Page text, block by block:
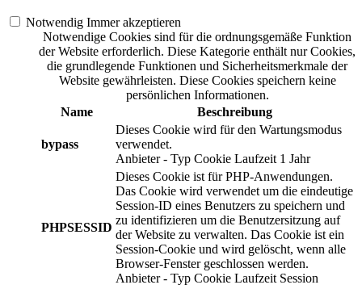
Notwendig Immer akzeptieren
Notwendige Cookies sind für die ordnungsgemäße Funktion
der Website erforderlich. Diese Kategorie enthält nur Cookies,
die grundlegende Funktionen und Sicherheitsmerkmale der
Website gewährleisten. Diese Cookies speichern keine
persönlichen Informationen.
Name
Beschreibung
bypass
Dieses Cookie wird für den Wartungsmodus
verwendet.
Anbieter - Typ Cookie Laufzeit 1 Jahr
PHPSESSID
Dieses Cookie ist für PHP-Anwendungen.
Das Cookie wird verwendet um die eindeutige
Session-ID eines Benutzers zu speichern und
zu identifizieren um die Benutzersitzung auf
der Website zu verwalten. Das Cookie ist ein
Session-Cookie und wird gelöscht, wenn alle
Browser-Fenster geschlossen werden.
Anbieter - Typ Cookie Laufzeit Session